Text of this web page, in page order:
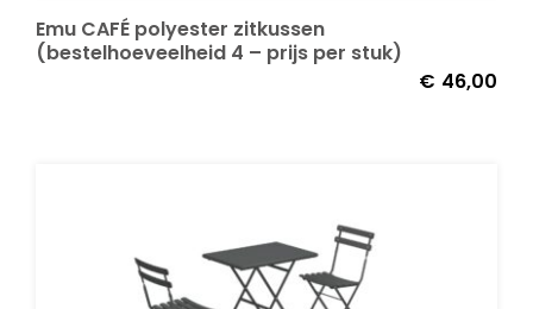
Emu CAFÉ polyester zitkussen
(bestelhoeveelheid 4 – prijs per stuk)
€ 46,00